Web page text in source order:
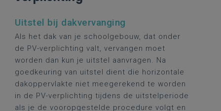
Uitstel bij dakvervanging
Als het dak van je schoolgebouw, dat onder
de PV-verplichting valt, vervangen moet
worden dan kun je uitstel aanvragen. Na
goedkeuring van uitstel dient die horizontale
dakoppervlakte niet meegerekend te worden
in de PV-verplichting tijdens de uitstelperiode
als je de vooropgestelde procedure volgt en